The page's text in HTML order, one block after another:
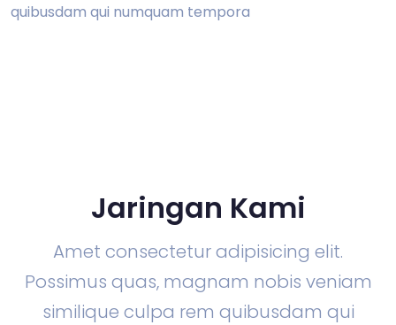
quibusdam qui numquam tempora
Jaringan Kami
Amet consectetur adipisicing elit.
Possimus quas, magnam nobis veniam
similique culpa rem quibusdam qui